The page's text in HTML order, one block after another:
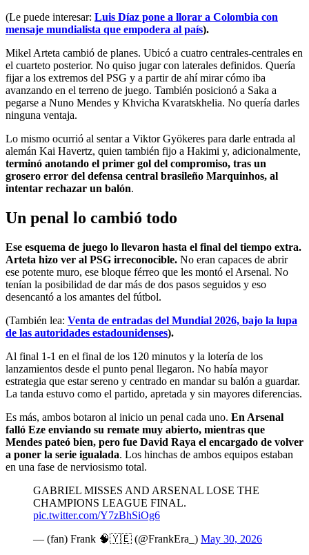
(Le puede interesar: Luis Díaz pone a llorar a Colombia con
mensaje mundialista que empodera al país).
Mikel Arteta cambió de planes. Ubicó a cuatro centrales-centrales en
el cuarteto posterior. No quiso jugar con laterales definidos. Quería
fijar a los extremos del PSG y a partir de ahí mirar cómo iba
avanzando en el terreno de juego. También posicionó a Saka a
pegarse a Nuno Mendes y Khvicha Kvaratskhelia. No quería darles
ninguna ventaja.
Lo mismo ocurrió al sentar a Viktor Gyökeres para darle entrada al
alemán Kai Havertz, quien también fijo a Hakimi y, adicionalmente,
terminó anotando el primer gol del compromiso, tras un
grosero error del defensa central brasileño Marquinhos, al
intentar rechazar un balón.
Un penal lo cambió todo
Ese esquema de juego lo llevaron hasta el final del tiempo extra.
Arteta hizo ver al PSG irreconocible. No eran capaces de abrir
ese potente muro, ese bloque férreo que les montó el Arsenal. No
tenían la posibilidad de dar más de dos pasos seguidos y eso
desencantó a los amantes del fútbol.
(También lea: Venta de entradas del Mundial 2026, bajo la lupa
de las autoridades estadounidenses).
Al final 1-1 en el final de los 120 minutos y la lotería de los
lanzamientos desde el punto penal llegaron. No había mayor
estrategia que estar sereno y centrado en mandar su balón a guardar.
La tanda estuvo como el partido, apretada y sin mayores diferencias.
Es más, ambos botaron al inicio un penal cada uno. En Arsenal
falló Eze enviando su remate muy abierto, mientras que
Mendes pateó bien, pero fue David Raya el encargado de volver
a poner la serie igualada. Los hinchas de ambos equipos estaban
en una fase de nerviosismo total.
GABRIEL MISSES AND ARSENAL LOSE THE
CHAMPIONS LEAGUE FINAL.
pic.twitter.com/Y7zBhSiOg6
— (fan) Frank 🧠🇾🇪 (@FrankEra_) May 30, 2026